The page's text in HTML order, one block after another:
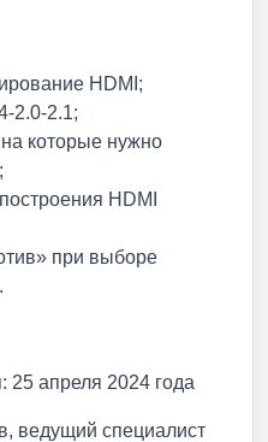
HDMI;
2.0-2.1;
которые нужно
HDMI
при выборе
25 апреля 2024 года
ведущий специалист